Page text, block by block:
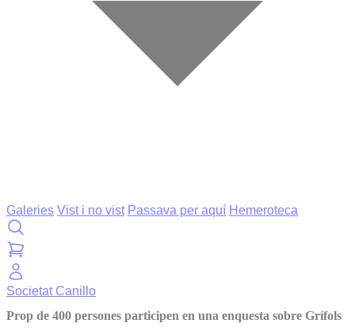
Galeries Vist i no vist Passava per aquí Hemeroteca
Societat Canillo
Prop de 400 persones participen en una enquesta sobre Grífols